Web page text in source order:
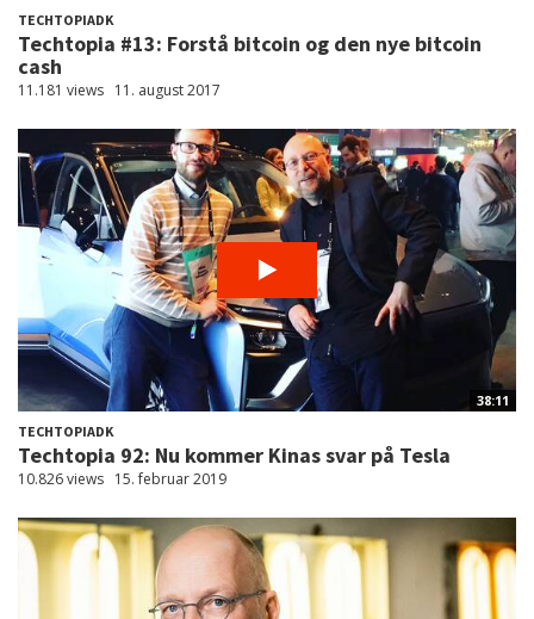
TECHTOPIADK
Techtopia #13: Forstå bitcoin og den nye bitcoin
cash
11.181 views 11. august 2017
38:11
TECHTOPIADK
Techtopia 92: Nu kommer Kinas svar på Tesla
10.826 views 15. februar 2019